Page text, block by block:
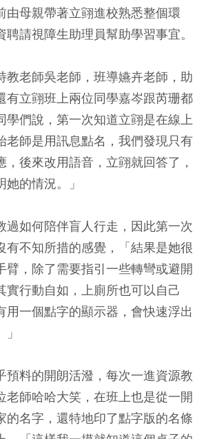
由母親帶著立翧進校熟悉整個環
請視障生助理員幫助學習事宜。
教老師吳老師，班導嬿卉老師，助
有立翧班上兩位同學嘉岑跟芮珊都
學們說，第一次知道立翧是在線上
老師是用訊息點名，我們發現只有
，後來改用語音，立翧就回答了，
的情況。」
過如何陪伴盲人行走，因此第一次
有不知所措的感覺，「結果是她很
臂，除了需要指引一些轉彎或避開
實行動自如，上廁所也可以自己
用一個點字的顯示器，會快速浮出
預料的開朗活潑，每次一進資源教
老師哈哈大笑，在班上也是從一開
的名字，還特地印了點字版的名條